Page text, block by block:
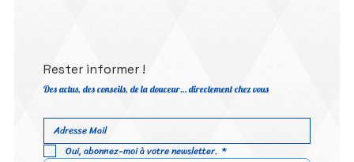
Rester informer !
Des actus, des conseils, de la douceur… directement chez vous
Oui, abonnez-moi à votre newsletter. *